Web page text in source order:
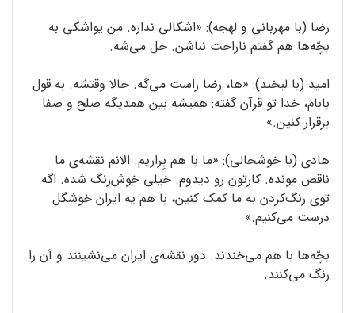
رضا (با مهربانی و لهجه): «اشکالی نداره. من یواشکی به
بچّه‌ها هم گفتم ناراحت نباشن. حل می‌شه.
امید (با لبخند): «ها، رضا راست می‌گه. حالا وقتشه. به قول
بابام، خدا تو قرآن گفته: همیشه بین همدیگه صلح و صفا
برقرار کنین.»
هادی (با خوشحالی): «ما با هم بِراریم. الانم نقشه‌ی ما
ناقص مونده. کارتون رو دیدوم. خیلی خوش‌رنگ شده. اگه
توی رنگ‌کردن به ما کمک کنین، با هم یه ایران خوشگل
درست می‌کنیم.»
بچّه‌ها با هم می‌خندند. دور نقشه‌ی ایران می‌نشینند و آن را
رنگ‌ می‌کنند.